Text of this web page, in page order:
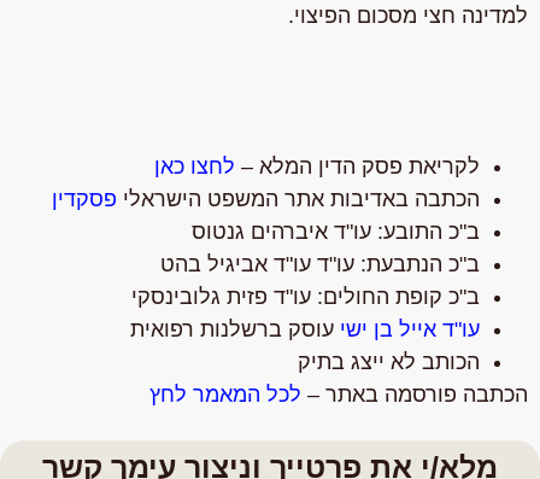
מלא/י את פרטייך וניצור עימך קשר
למדינה חצי מסכום הפיצוי.
לקריאת פסק הדין המלא – לחצו כאן
הכתבה באדיבות אתר המשפט הישראלי פסקדין
ב"כ התובע: עו"ד איברהים גנטוס
ב"כ הנתבעת: עו"ד עו"ד אביגיל בהט
ב"כ קופת החולים: עו"ד פזית גלובינסקי
עו"ד אייל בן ישי עוסק ברשלנות רפואית
הכותב לא ייצג בתיק
הכתבה פורסמה באתר – לכל המאמר לחץ